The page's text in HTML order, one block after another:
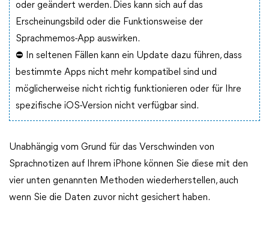
oder geändert werden. Dies kann sich auf das
Erscheinungsbild oder die Funktionsweise der
Sprachmemos-App auswirken.
⛔ In seltenen Fällen kann ein Update dazu führen, dass
bestimmte Apps nicht mehr kompatibel sind und
möglicherweise nicht richtig funktionieren oder für Ihre
spezifische iOS-Version nicht verfügbar sind.
Unabhängig vom Grund für das Verschwinden von
Sprachnotizen auf Ihrem iPhone können Sie diese mit den
vier unten genannten Methoden wiederherstellen, auch
wenn Sie die Daten zuvor nicht gesichert haben.